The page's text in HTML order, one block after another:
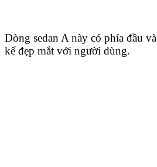
Dòng sedan A này có phía đầu
kế đẹp mắt với người dùng.